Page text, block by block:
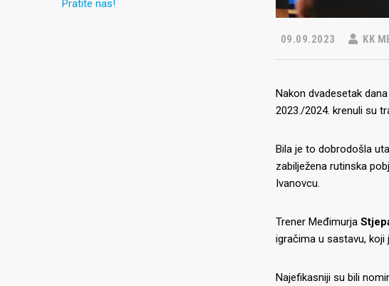
09.09.2023 KK
Nakon dvadesetak
2023./2024. krenuli su
Bila je to dobrodošla
zabilježena rutinska
Ivanovcu.
Trener Međimurja
igračima u sastavu, koji
Najefikasniji su bili
Pratite nas!